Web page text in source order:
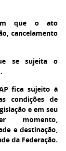
que o ato
cancelamento
se sujeita o
fica sujeito à
condições de
e em seu
momento,
e destinação,
da Federação.